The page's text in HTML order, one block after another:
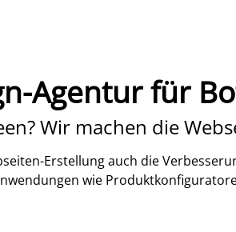
Agentur für
Wir machen die
Erstellung auch die
wie